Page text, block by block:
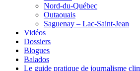
Nord-du-Québec
Outaouais
Saguenay – Lac-Saint-Jean
Vidéos
Dossiers
Blogues
Balados
Le guide pratique de journalisme